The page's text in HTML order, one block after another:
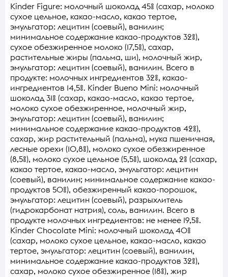
Kinder Figure: молочный шоколад 45% (сахар, молоко
сухое цельное, какао-масло, какао тертое,
эмульгатор: лецитин (соевый), ванилин;
минимальное содержание какао-продуктов 32%),
сухое обезжиренное молоко (17,5%), сахар,
растительные жиры (пальма, ши), молочный жир,
эмульгатор: лецитин (соевый), ванилин. Всего в
продукте: молочных ингредиентов 32%, какао-
ингредиентов 14,5%. Kinder Bueno Mini: молочный
шоколад 31% (сахар, какао-масло, какао тертое,
молоко сухое обезжиренное, молочный жир,
эмульгатор: лецитин (соевый), ванилин;
минимальное содержание какао-продуктов 42%),
сахар, жир растительный (пальма), мука пшеничная,
лесные орехи (10,8%), молоко сухое обезжиренное
(8,5%), молоко сухое цельное (5,5%), шоколад 2% (сахар,
какао тертое, какао-масло, эмульгатор: лецитин
(соевый), ванилин; минимальное содержание какао-
продуктов 50%), обезжиренный какао-порошок,
эмульгатор: лецитин (соевый), разрыхлитель
(гидрокарбонат натрия), соль, ванилин. Всего в
продукте молочных ингредиентов: не менее 19,5%.
Kinder Chocolate Mini: молочный шоколад 40%
(сахар, молоко сухое цельное, какао-масло, какао
тертое, эмульгатор: лецитин (соевый), ванилин,
минимальное содержание какао-продуктов 32%),
сахар, молоко сухое обезжиренное (18%), жир